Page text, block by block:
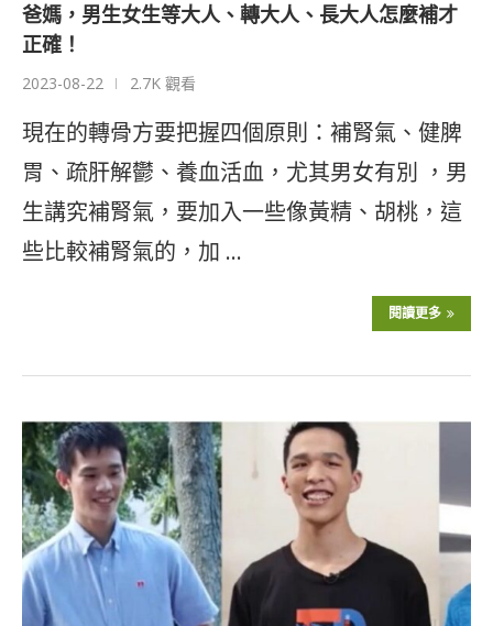
爸媽，男生女生等大人、轉大人、長大人怎麼補才
正確！
2023-08-22 2.7K 觀看
現在的轉骨方要把握四個原則：補腎氣、健脾
胃、疏肝解鬱、養血活血，尤其男女有別 ，男
生講究補腎氣，要加入一些像黃精、胡桃，這
些比較補腎氣的，加 …
閱讀更多